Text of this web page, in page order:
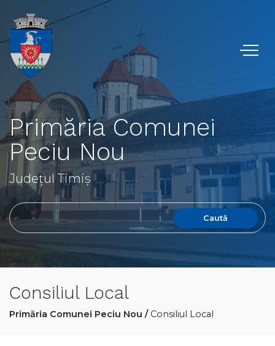
Primăria Comunei
Peciu Nou
Județul Timiș
Caută
Consiliul Local
Primăria Comunei Peciu Nou / Consiliul Local